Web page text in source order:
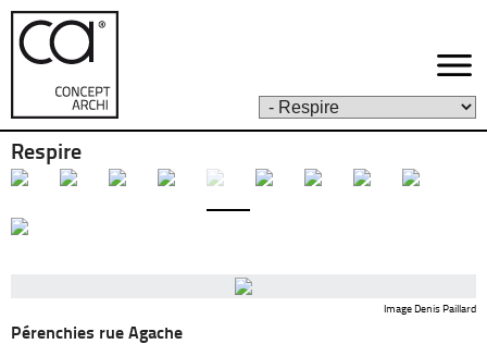
Respire
Image Denis Paillard
Pérenchies rue Agache